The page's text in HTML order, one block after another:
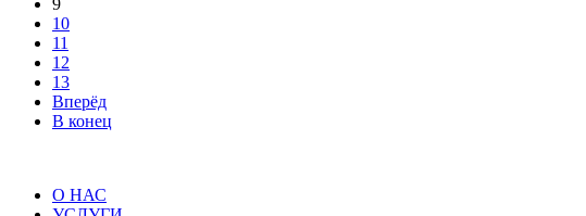
9
10
11
12
13
Вперёд
В конец
О НАС